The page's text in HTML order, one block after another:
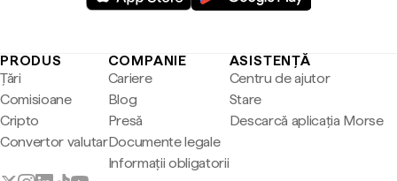
PRODUS
Țări
Comisioane
Cripto
Convertor valutar
COMPANIE
Cariere
Blog
Presă
Documente legale
Informații obligatorii
ASISTENȚĂ
Centru de ajutor
Stare
Descarcă aplicația Morse